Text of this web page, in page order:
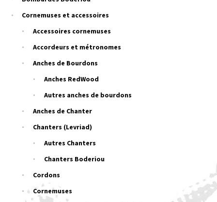
Cornemuses et accessoires
Accessoires cornemuses
Accordeurs et métronomes
Anches de Bourdons
Anches RedWood
Autres anches de bourdons
Anches de Chanter
Chanters (Levriad)
Autres Chanters
Chanters Boderiou
Cordons
Cornemuses